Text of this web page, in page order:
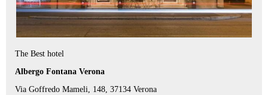
The Best hotel
Albergo Fontana Verona
Via Goffredo Mameli, 148, 37134 Verona